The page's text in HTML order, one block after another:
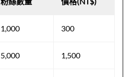
1,000 300
5,000 1,500